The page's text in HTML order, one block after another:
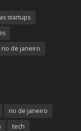
startups
rio de janeiro
rio de janeiro
tech